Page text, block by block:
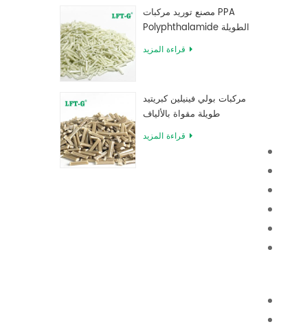
مصنع توريد مركبات PPA
Polyphthalamide الطويلة
المقواة بالألياف الزجاجية
قراءة المزيد
مركبات بولي فينيلين كبريتيد
طويلة مقواة بالألياف
الزجاجية
قراءة المزيد